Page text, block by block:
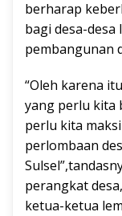
berharap
bagi desa-
pembangunan
“Oleh karena
yang perlu kita
perlu kita
perlombaan
perangkat
ketua-ketua